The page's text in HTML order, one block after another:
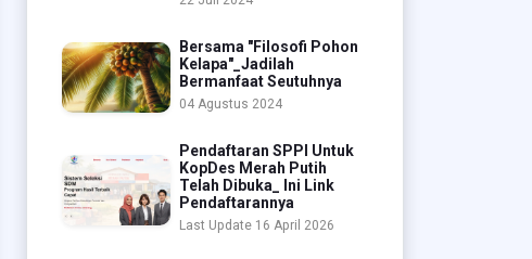
Bersama "Filosofi Pohon
Kelapa"_Jadilah
Bermanfaat Seutuhnya
04 Agustus 2024
Pendaftaran SPPI Untuk
KopDes Merah Putih
Telah Dibuka_ Ini Link
Pendaftarannya
Last Update 16 April 2026